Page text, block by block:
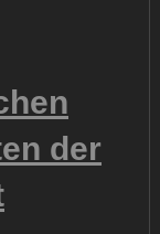
der